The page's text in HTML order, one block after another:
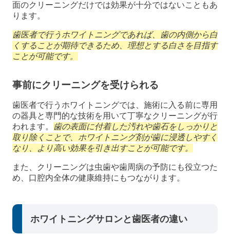
面のクリーニングだけでは効果が十分ではないこともあ
ります。
歯医者で行うホワイトニングであれば、歯の内側から白
くすることが期待できるため、理想とする白さを目指す
ことが可能です。
事前にクリーニングを受けられる
歯医者で行うホワイトニングでは、施術に入る前に専用
の器具と専門的な技術を用いて丁寧なクリーニングが行
われます。
歯の表面に付着した汚れや歯石をしっかりと
取り除くことで、ホワイトニング剤が歯に浸透しやすく
なり、より高い効果を引き出すことが可能です。
また、クリーニングは虫歯や歯周病の予防にも役立つた
め、口腔内全体の健康維持にもつながります。
ホワイトニングサロンと歯医者の違い